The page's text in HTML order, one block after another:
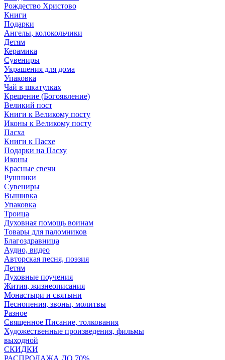
Рождество Христово
Книги
Подарки
Ангелы, колокольчики
Детям
Керамика
Сувениры
Украшения для дома
Упаковка
Чай в шкатулках
Крещение (Богоявление)
Великий пост
Книги к Великому посту
Иконы к Великому посту
Пасха
Книги к Пасхе
Подарки на Пасху
Иконы
Красные свечи
Рушники
Сувениры
Вышивка
Упаковка
Троица
Духовная помощь воинам
Товары для паломников
Благоздравница
Аудио, видео
Авторская песня, поэзия
Детям
Духовные поучения
Жития, жизнеописания
Монастыри и святыни
Песнопения, звоны, молитвы
Разное
Священное Писание, толкования
Художественные произведения, фильмы
выходной
СКИДКИ
РАСПРОДАЖА ДО 70%